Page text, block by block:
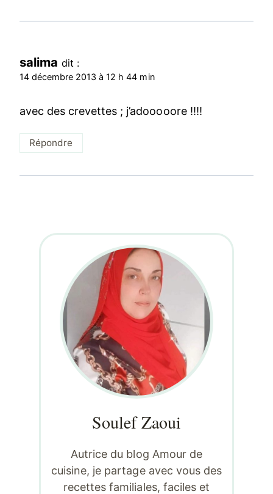
salima dit :
14 décembre 2013 à 12 h 44 min
avec des crevettes ; j’adooooore !!!!
Répondre
Soulef Zaoui
Autrice du blog Amour de
cuisine, je partage avec vous des
recettes familiales, faciles et